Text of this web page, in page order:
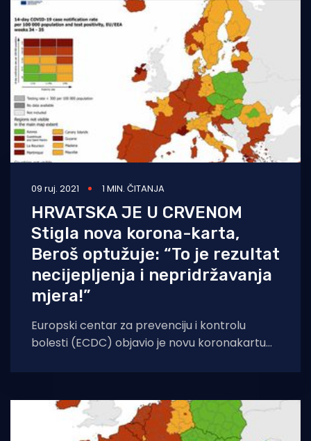
09 ruj. 2021 1 MIN. ČITANJA
HRVATSKA JE U CRVENOM
Stigla nova korona-karta,
Beroš optužuje: “To je rezultat
necijepljenja i nepridržavanja
mjera!”
Europski centar za prevenciju i kontrolu
bolesti (ECDC) objavio je novu koronakartu
u